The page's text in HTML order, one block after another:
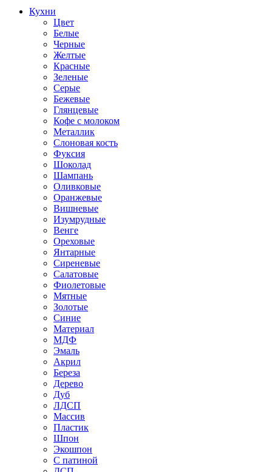
Кухни
Цвет
Белые
Черные
Желтые
Красные
Зеленые
Серые
Бежевые
Глянцевые
Кофе с молоком
Металлик
Слоновая кость
Фуксия
Шоколад
Шампань
Оливковые
Оранжевые
Вишневые
Изумрудные
Венге
Ореховые
Янтарные
Сиреневые
Салатовые
Фиолетовые
Мятные
Золотые
Синие
Материал
МДФ
Эмаль
Акрил
Береза
Дерево
Дуб
ЛДСП
Массив
Пластик
Шпон
Экошпон
С патиной